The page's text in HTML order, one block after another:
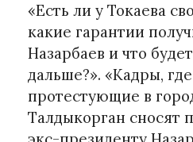
«Есть ли у Токаева
какие гарантии
Назарбаев и что будет
дальше?». «Кадры, где
протестующие в
Талдыкорган сносят